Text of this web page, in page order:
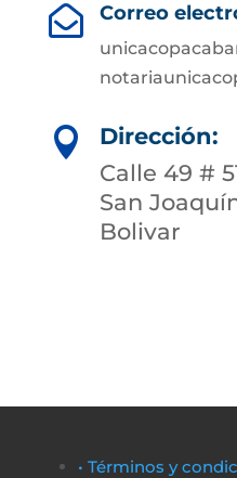
 Correo

Dirección:
Calle 49 #
San
Bolivar
• Términos y